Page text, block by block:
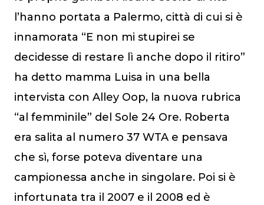
l’hanno portata a Palermo, città di cui si è
innamorata “E non mi stupirei se
decidesse di restare lì anche dopo il ritiro”
ha detto mamma Luisa in una bella
intervista con Alley Oop, la nuova rubrica
“al femminile” del Sole 24 Ore. Roberta
era salita al numero 37 WTA e pensava
che sì, forse poteva diventare una
campionessa anche in singolare. Poi si è
infortunata tra il 2007 e il 2008 ed è